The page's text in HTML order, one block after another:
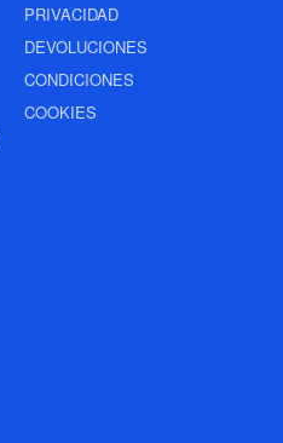
PRIVACIDAD
DEVOLUCIONES
CONDICIONES
COOKIES